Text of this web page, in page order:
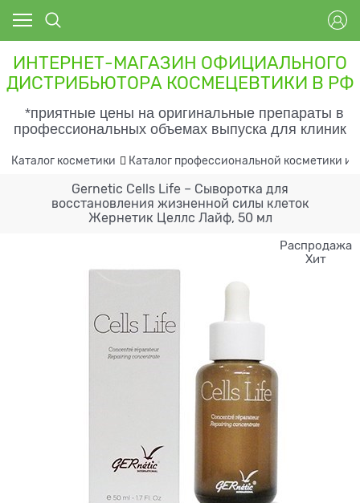
ИНТЕРНЕТ-МАГАЗИН ОФИЦИАЛЬНОГО
ДИСТРИБЬЮТОРА КОСМЕЦЕВТИКИ В РФ
*приятные цены на оригинальные препараты в
профессиональных объемах выпуска для клиник
Каталог косметики Каталог профессиональной косметики и
Gernetic Cells Life – Сыворотка для
восстановления жизненной силы клеток
Жернетик Целлс Лайф, 50 мл
Распродажа
Хит